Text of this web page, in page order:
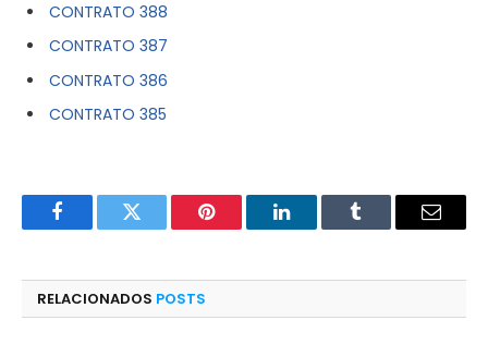
CONTRATO 388
CONTRATO 387
CONTRATO 386
CONTRATO 385
FacebookTwitter Pinterest LinkedInTumblr
E-
RELACIONADOS POSTS